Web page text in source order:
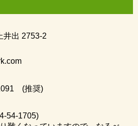
井出 2753-2
(推奨)
54-1705)